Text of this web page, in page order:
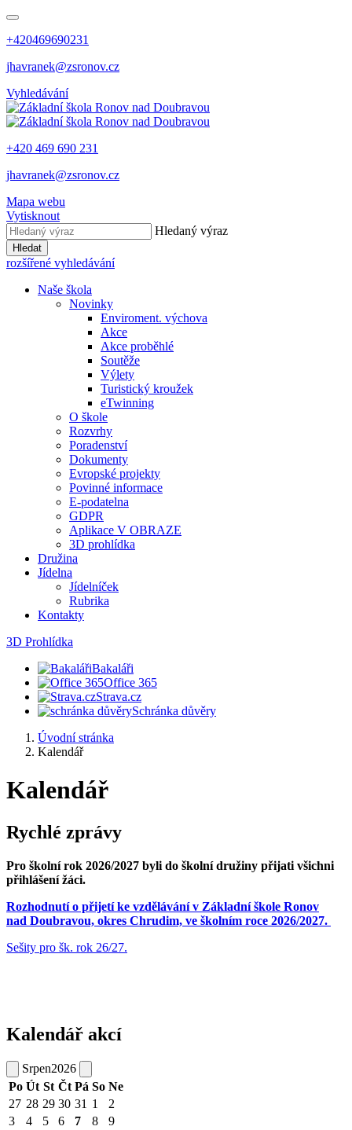
+420469690231
jhavranek@zsronov.cz
Vyhledávání
+420 469 690 231
jhavranek@zsronov.cz
Mapa webu
Vytisknout
Hledaný výraz
Hledat
rozšířené vyhledávání
Naše škola
Novinky
Enviroment. výchova
Akce
Akce proběhlé
Soutěže
Výlety
Turistický kroužek
eTwinning
O škole
Rozvrhy
Poradenství
Dokumenty
Evropské projekty
Povinné informace
E-podatelna
GDPR
Aplikace V OBRAZE
3D prohlídka
Družina
Jídelna
Jídelníček
Rubrika
Kontakty
3D Prohlídka
Bakaláři
Office 365
Strava.cz
Schránka důvěry
Úvodní stránka
Kalendář
Kalendář
Rychlé zprávy
Pro školní rok 2026/2027 byli do školní družiny přijati všichni
přihlášení žáci.
Rozhodnutí o přijetí ke vzdělávání v Základní škole Ronov
nad Doubravou, okres Chrudim, ve školním roce 2026/2027.
Sešity pro šk. rok 26/27.
Kalendář akcí
Srpen2026
Po Út St Čt Pá So Ne
27 28 29 30 31 1
2
3
4 5 6 7 8
9